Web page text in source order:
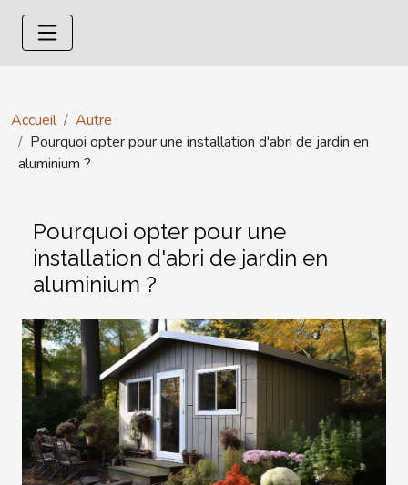
Accueil
Autre
Pourquoi opter pour une installation d'abri de jardin en
aluminium ?
Pourquoi opter pour une
installation d'abri de jardin en
aluminium ?